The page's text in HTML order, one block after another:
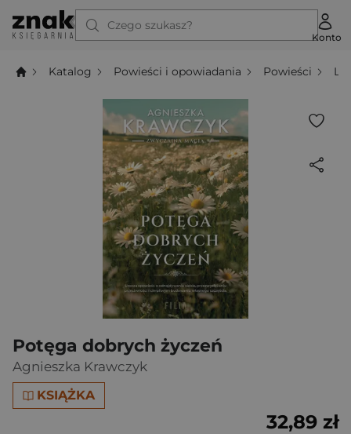
Czego szukasz?
Konto
Katalog Powieści i opowiadania Powieści
Potęga dobrych życzeń
Agnieszka Krawczyk
KSIĄŻKA
32,89 zł